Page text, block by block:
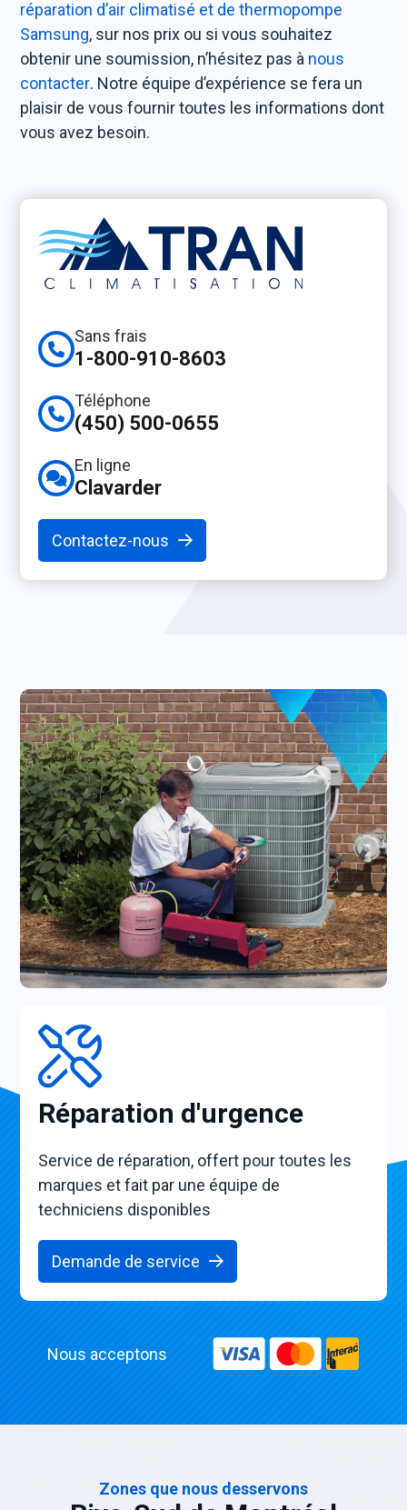
réparation d’air climatisé et de thermopompe
Samsung, sur nos prix ou si vous souhaitez
obtenir une soumission, n’hésitez pas à nous
contacter. Notre équipe d’expérience se fera un
plaisir de vous fournir toutes les informations dont
vous avez besoin.
Sans frais
1-800-910-8603
Téléphone
(450) 500-0655
En ligne
Clavarder
Contactez-nous
Réparation d'urgence
Service de réparation, offert pour toutes les
marques et fait par une équipe de
techniciens disponibles
Demande de service
Nous acceptons
Zones que nous desservons